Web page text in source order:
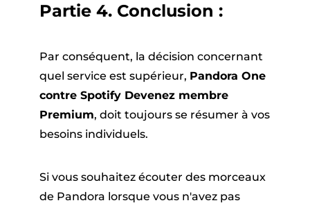
Partie 4. Conclusion :
Par conséquent, la décision concernant
quel service est supérieur, Pandora One
contre Spotify Devenez membre
Premium, doit toujours se résumer à vos
besoins individuels.
Si vous souhaitez écouter des morceaux
de Pandora lorsque vous n'avez pas